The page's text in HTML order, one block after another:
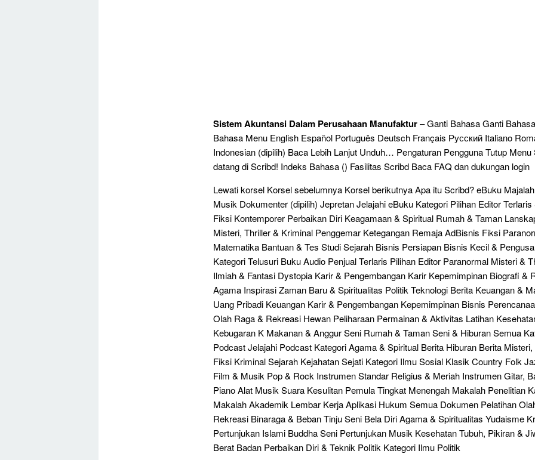
Sistem Akuntansi Dalam Perusahaan Manufaktur– Ganti Bahasa Ganti
Bahasa Menu English Español Português Deutsch Français Русский Italiano
Indonesian (dipilih) Baca Lebih Lanjut Unduh… Pengaturan Pengguna Tutup Menu
datang di Scribd! Indeks Bahasa () Fasilitas Scribd Baca FAQ dan dukungan login
Lewati korsel Korsel sebelumnya Korsel berikutnya Apa itu Scribd? eBuku
Musik Dokumenter (dipilih) Jepretan Jelajahi eBuku Kategori Pilihan Editor
Fiksi Kontemporer Perbaikan Diri Keagamaan & Spiritual Rumah & Taman
Misteri, Thriller & Kriminal Penggemar Ketegangan Remaja AdBisnis Fiksi
Matematika Bantuan & Tes Studi Sejarah Bisnis Persiapan Bisnis Kecil &
Kategori Telusuri Buku Audio Penjual Terlaris Pilihan Editor Paranormal Misteri &
Ilmiah & Fantasi Dystopia Karir & Pengembangan Karir Kepemimpinan Biografi &
Agama Inspirasi Zaman Baru & Spiritualitas Politik Teknologi Berita Keuangan &
Uang Pribadi Keuangan Karir & Pengembangan Kepemimpinan Bisnis
Olah Raga & Rekreasi Hewan Peliharaan Permainan & Aktivitas Latihan
Kebugaran K Makanan & Anggur Seni Rumah & Taman Seni & Hiburan Semua
Podcast Jelajahi Podcast Kategori Agama & Spiritual Berita Hiburan Berita
Fiksi Kriminal Sejarah Kejahatan Sejati Kategori Ilmu Sosial Klasik Country Folk
Film & Musik Pop & Rock Instrumen Standar Religius & Meriah Instrumen Gitar,
Piano Alat Musik Suara Kesulitan Pemula Tingkat Menengah Makalah Penelitian
Makalah Akademik Lembar Kerja Aplikasi Hukum Semua Dokumen Pelatihan
Rekreasi Binaraga & Beban Tinju Seni Bela Diri Agama & Spiritualitas Yudaisme
Pertunjukan Islami Buddha Seni Pertunjukan Musik Kesehatan Tubuh, Pikiran &
Berat Badan Perbaikan Diri & Teknik Politik Kategori Ilmu Politik